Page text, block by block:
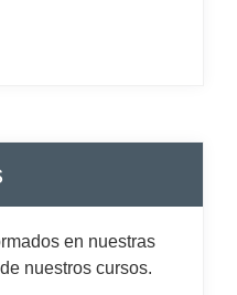
en nuestras
nuestros cursos.